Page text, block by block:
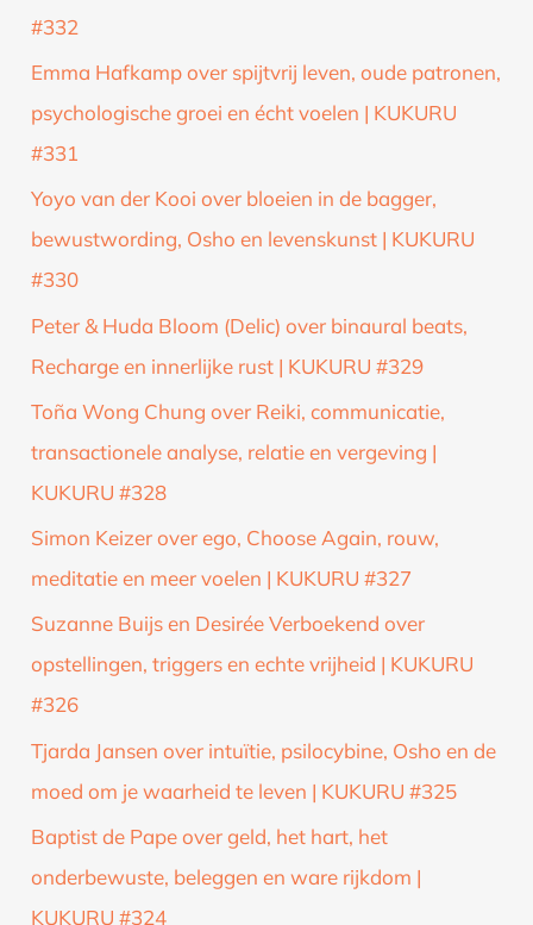
a
#332
Emma Hafkamp over spijtvrij leven, oude patronen,
psychologische groei en écht voelen | KUKURU
#331
Yoyo van der Kooi over bloeien in de bagger,
bewustwording, Osho en levenskunst | KUKURU
#330
Peter & Huda Bloom (Delic) over binaural beats,
Recharge en innerlijke rust | KUKURU #329
Toña Wong Chung over Reiki, communicatie,
transactionele analyse, relatie en vergeving |
KUKURU #328
Simon Keizer over ego, Choose Again, rouw,
meditatie en meer voelen | KUKURU #327
Suzanne Buijs en Desirée Verboekend over
opstellingen, triggers en echte vrijheid | KUKURU
#326
Tjarda Jansen over intuïtie, psilocybine, Osho en de
moed om je waarheid te leven | KUKURU #325
Baptist de Pape over geld, het hart, het
onderbewuste, beleggen en ware rijkdom |
KUKURU #324